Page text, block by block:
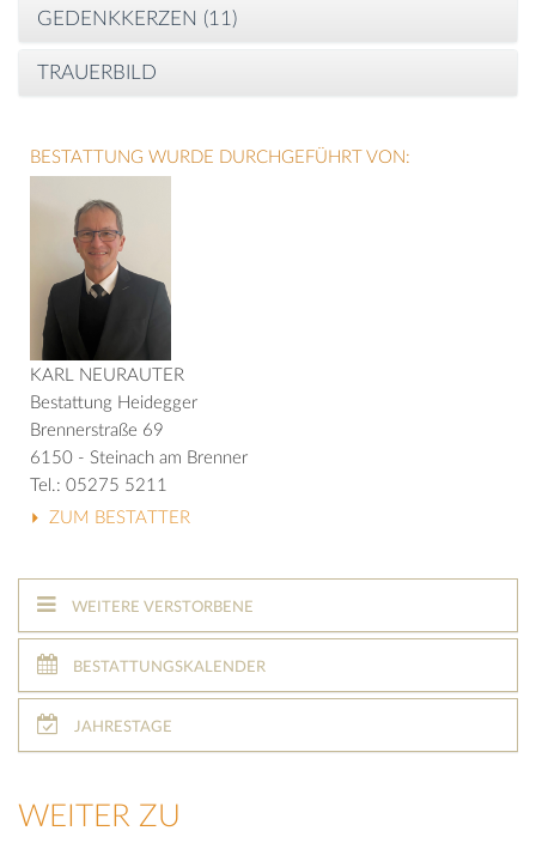
GEDENKKERZEN (11 )
TRAUERBILD
BESTATTUNG WURDE DURCHGEFÜHRT VON:
KARL NEURAUTER
Bestattung Heidegger
Brennerstraße 69
6150 - Steinach am Brenner
Tel.: 05275 5211
ZUM BESTATTER
WEITERE VERSTORBENE
BESTATTUNGSKALENDER
JAHRESTAGE
WEITER ZU